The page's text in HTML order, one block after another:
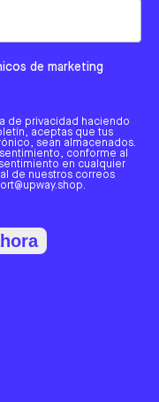
de marketing
de privacidad haciendo
aceptas que tus
sean almacenados.
conforme al
en cualquier
de nuestros correos